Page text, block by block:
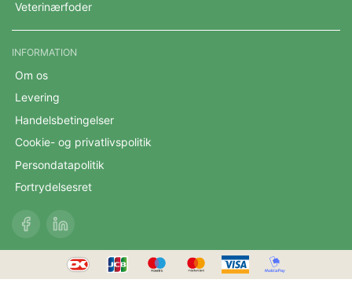
Veterinærfoder
INFORMATION
Om os
Levering
Handelsbetingelser
Cookie- og privatlivspolitik
Persondatapolitik
Fortrydelsesret